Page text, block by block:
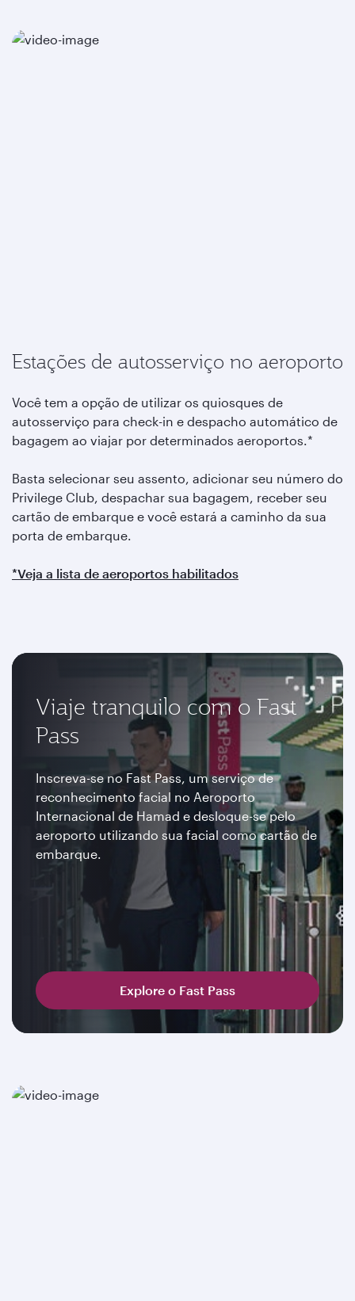
Estações de autosserviço no aeroporto
Você tem a opção de utilizar os quiosques de
autosserviço para check-in e despacho automático de
bagagem ao viajar por determinados aeroportos.*
Basta selecionar seu assento, adicionar seu número do
Privilege Club, despachar sua bagagem, receber seu
cartão de embarque e você estará a caminho da sua
porta de embarque.
*Veja a lista de aeroportos habilitados
Viaje tranquilo com o Fast
Pass
Inscreva-se no Fast Pass, um serviço de
reconhecimento facial no Aeroporto
Internacional de Hamad e desloque-se pelo
aeroporto utilizando sua facial como cartão de
embarque.
Explore o Fast Pass